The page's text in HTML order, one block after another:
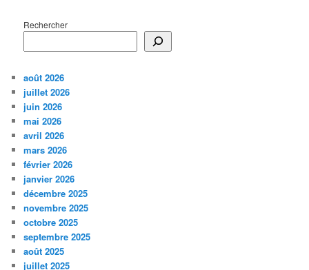
Rechercher
août 2026
juillet 2026
juin 2026
mai 2026
avril 2026
mars 2026
février 2026
janvier 2026
décembre 2025
novembre 2025
octobre 2025
septembre 2025
août 2025
juillet 2025